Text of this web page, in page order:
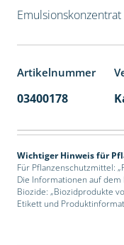
Emulsionskonzentrat
Artikelnummer
03400178
Wichtiger Hinweis für
Für Pflanzenschutzmittel:
Die Informationen auf
Biozide: „Biozidprodukte
Etikett und